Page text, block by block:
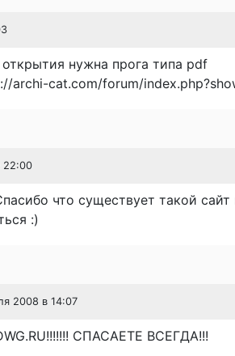
нужна прога типа pdf
archi-cat.com/forum/
22:00
что существует такой сайт
:)
2008 в 14:07
СПАСАЕТЕ ВСЕГДА!!!